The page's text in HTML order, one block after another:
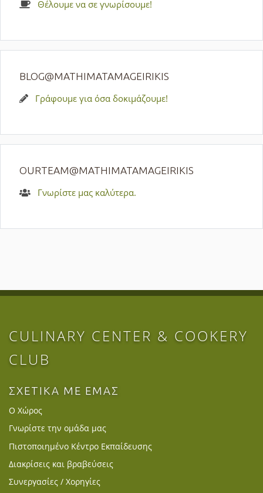
Θέλουμε να σε γνωρίσουμε!
BLOG@MATHIMATAMAGEIRIKIS
Γράφουμε για όσα δοκιμάζουμε!
OURTEAM@MATHIMATAMAGEIRIKIS
Γνωρίστε μας καλύτερα.
CULINARY CENTER & COOKERY
CLUB
ΣΧΕΤΙΚΑ ΜΕ ΕΜΑΣ
Ο Χώρος
Γνωρίστε την ομάδα μας
Πιστοποιημένο Κέντρο Εκπαίδευσης
Διακρίσεις και βραβεύσεις
Συνεργασίες / Χορηγίες